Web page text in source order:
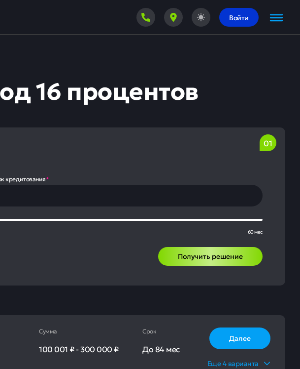
Войти
16 процентов
кредитования*
60 мес
Получить решение
Сумма
100 001 ₽-300 000 ₽
Срок
До84 мес
Далее
Еще4 варианта